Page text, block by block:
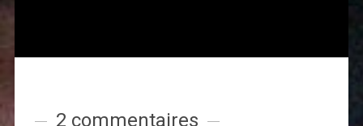
2 commentaires